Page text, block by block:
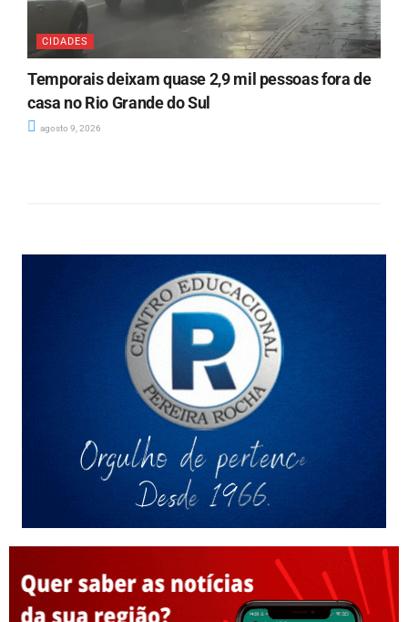
CIDADES
Temporais deixam quase 2,9 mil pessoas fora de
casa no Rio Grande do Sul
agosto 9, 2026